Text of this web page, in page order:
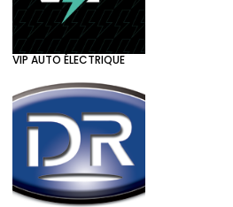
VIP AUTO ÉLECTRIQUE